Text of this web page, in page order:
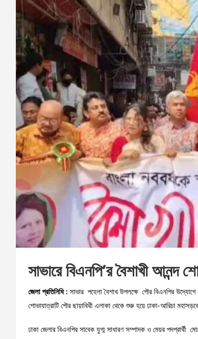
সাভারে বিএনপি’র বৈশাখী আনন্দ
জেলা প্রতিনিধি : সাভার পহেলা বৈশাখ উপলক্ষে পৌর বিএনপির
শোভাযাত্রাটি পৌর ছায়াবিথী এলাকা থেকে শুরু হয়ে ঢাকা-আরিচা
ঢাকা জেলার বিএনপির সাবেক যুগ্ম সাধারণ সম্পাদক ও মেয়র পদপ্রার্থী